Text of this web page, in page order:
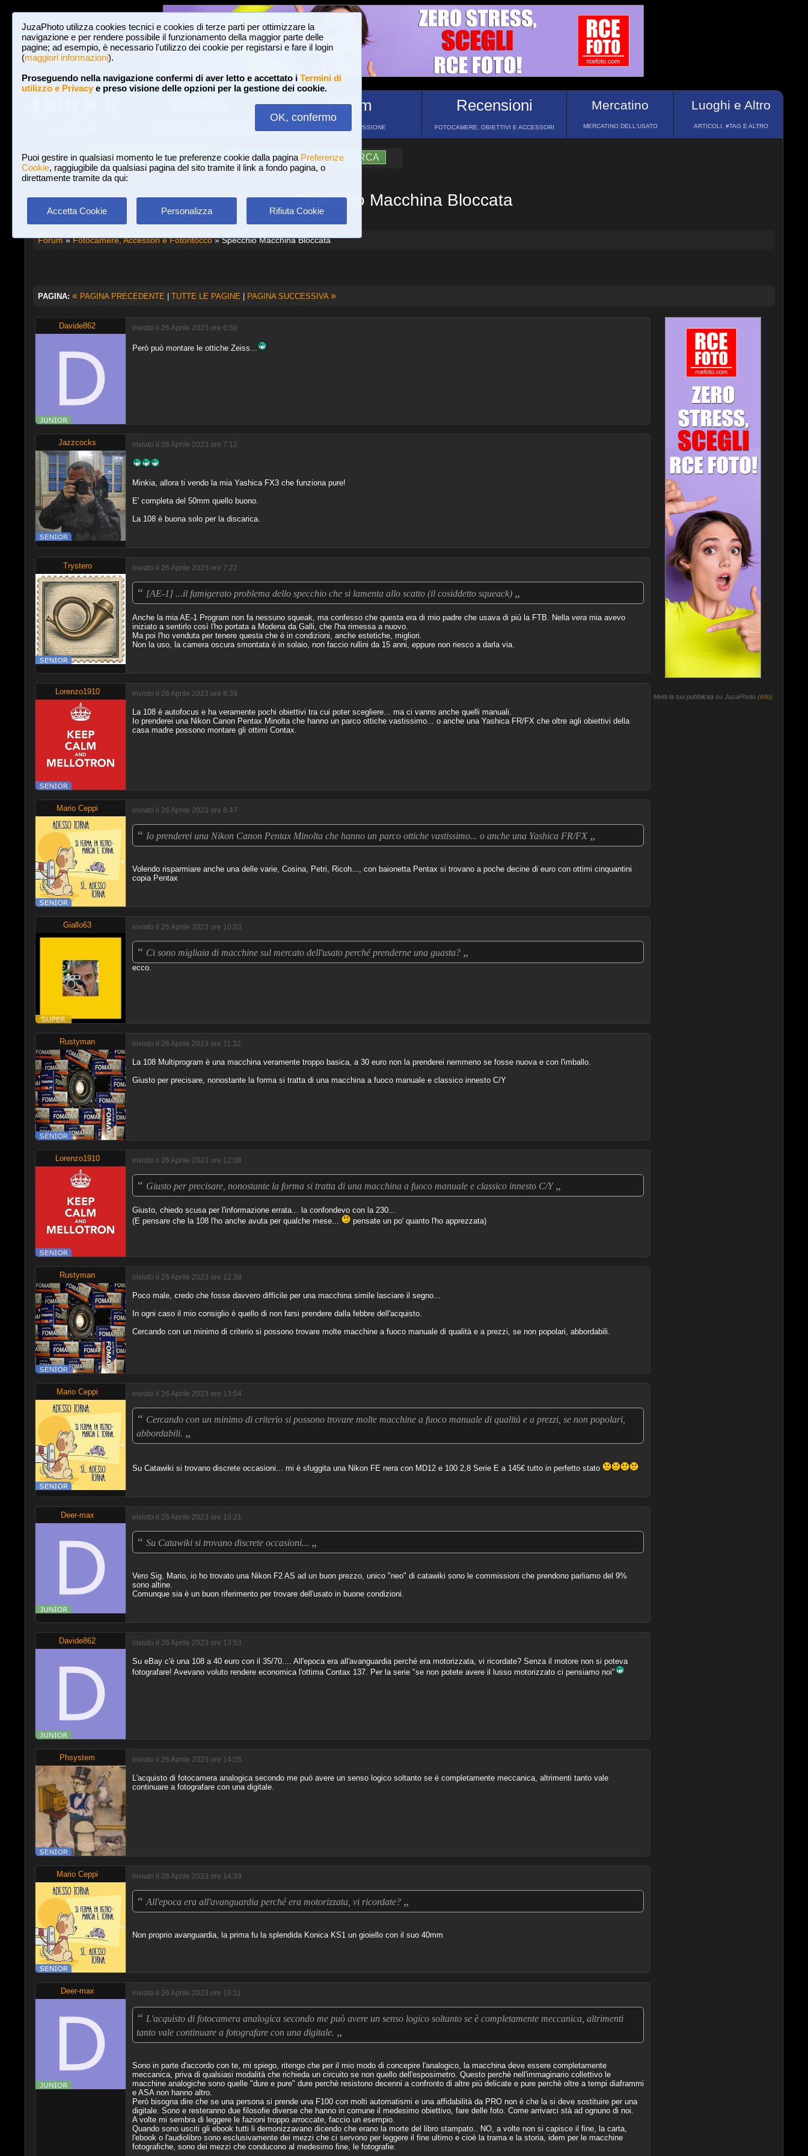
JuzaPhoto utilizza cookies tecnici e cookies di terze parti per ottimizzare la
navigazione e per rendere possibile il funzionamento della maggior parte delle
pagine; ad esempio, è necessario l'utilizzo dei cookie per registarsi e fare il login
(maggiori informazioni).
Proseguendo nella navigazione confermi di aver letto e accettato i Termini di
utilizzo e Privacye preso visione delle opzioni per la gestione dei cookie.
OK, confermo
Puoi gestire in qualsiasi momento le tue preferenze cookie dalla pagina Preferenze
Cookie, raggiugibile da qualsiasi pagina del sito tramite il link a fondo pagina, o
direttamente tramite da qui:
Accetta Cookie Personalizza Rifiuta Cookie
Forum
FORUM DI DISCUSSIONE
Recensioni
FOTOCAMERE, OBIETTIVI E ACCESSORI
Mercatino
MERCATINO DELL'USATO
Luoghi e Altro
ARTICOLI, #TAG E ALTRO
Login Iscriviti a JuzaPhoto! A A ?AIUTO RICERCA
Specchio Macchina Bloccata
Forum»Fotocamere, Accessori e Fotoritocco» Specchio Macchina Bloccata
PAGINA: « PAGINA PRECEDENTE | TUTTE LE PAGINE | PAGINA SUCCESSIVA »
Davide862 inviato il 26 Aprile 2023 ore 6:50
Però può montare le ottiche Zeiss...
Jazzcocks inviato il 26 Aprile 2023 ore 7:12
Minkia, allora ti vendo la mia Yashica FX3 che funziona pure!
E' completa del 50mm quello buono.
La 108 è buona solo per la discarica.
Trystero inviato il 26 Aprile 2023 ore 7:22
“ [AE-1] ...il famigerato problema dello specchio che si lamenta allo scatto (il cosiddetto squeack) „
Anche la mia AE-1 Program non fa nessuno squeak, ma confesso che questa era di mio padre che usava di più la FTB. Nella veramia avevo
iniziato a sentirlo così l'ho portata a Modena da Galli, che l'ha rimessa a nuovo.
Ma poi l'ho venduta per tenere questa che è in condizioni, anche estetiche, migliori.
Non la uso, la camera oscura smontata è in solaio, non faccio rullini da 15 anni, eppure non riesco a darla via.
Lorenzo1910 inviato il 26 Aprile 2023 ore 8:39
La 108 è autofocus e ha veramente pochi obiettivi tra cui poter scegliere... ma ci vanno anche quelli manuali.
Io prenderei una Nikon Canon Pentax Minolta che hanno un parco ottiche vastissimo... o anche una Yashica FR/FX che oltre agli obiettivi della
casa madre possono montare gli ottimi Contax.
Mario Ceppi inviato il 26 Aprile 2023 ore 8:47
“ Io prenderei una Nikon Canon Pentax Minolta che hanno un parco ottiche vastissimo... o anche una Yashica FR/FX „
Volendo risparmiare anche una delle varie, Cosina, Petri, Ricoh..., con baionetta Pentax si trovano a poche decine di euro con ottimi cinquantini
copia Pentax
Giallo63 inviato il 26 Aprile 2023 ore 10:03
“ Ci sono migliaia di macchine sul mercato dell'usato perché prenderne una guasta? „
ecco.
Rustyman inviato il 26 Aprile 2023 ore 11:32
La 108 Multiprogram è una macchina veramente troppo basica, a 30 euro non la prenderei nemmeno se fosse nuova e con l'imballo.
Giusto per precisare, nonostante la forma si tratta di una macchina a fuoco manuale e classico innesto C/Y
Lorenzo1910 inviato il 26 Aprile 2023 ore 12:08
“ Giusto per precisare, nonostante la forma si tratta di una macchina a fuoco manuale e classico innesto C/Y „
Giusto, chiedo scusa per l'informazione errata... la confondevo con la 230...
(E pensare che la 108 l'ho anche avuta per qualche mese...
pensate un po' quanto l'ho apprezzata)
Rustyman inviato il 26 Aprile 2023 ore 12:38
Poco male, credo che fosse davvero difficile per una macchina simile lasciare il segno...
In ogni caso il mio consiglio è quello di non farsi prendere dalla febbre dell'acquisto.
Cercando con un minimo di criterio si possono trovare molte macchine a fuoco manuale di qualità e a prezzi, se non popolari, abbordabili.
Mario Ceppi inviato il 26 Aprile 2023 ore 13:04
“ Cercando con un minimo di criterio si possono trovare molte macchine a fuoco manuale di qualità e a prezzi, se non popolari,
abbordabili. „
Su Catawiki si trovano discrete occasioni... mi è sfuggita una Nikon FE nera con MD12 e 100 2,8 Serie E a 145€ tutto in perfetto stato
Deer-max inviato il 26 Aprile 2023 ore 13:21
“ Su Catawiki si trovano discrete occasioni... „
Vero Sig. Mario, io ho trovato una Nikon F2 AS ad un buon prezzo, unico "neo" di catawiki sono le commissioni che prendono parliamo del 9%
sono altine.
Comunque sia è un buon riferimento per trovare dell'usato in buone condizioni.
Davide862 inviato il 26 Aprile 2023 ore 13:53
Su eBay c'è una 108 a 40 euro con il 35/70.... All'epoca era all'avanguardia perché era motorizzata, vi ricordate? Senza il motore non si poteva
fotografare! Avevano voluto rendere economica l'ottima Contax 137. Per la serie "se non potete avere il lusso motorizzato ci pensiamo noi"
Phsystem inviato il 26 Aprile 2023 ore 14:05
L'acquisto di fotocamera analogica secondo me può avere un senso logico soltanto se è completamente meccanica, altrimenti tanto vale
continuare a fotografare con una digitale.
Mario Ceppi inviato il 26 Aprile 2023 ore 14:39
“ All'epoca era all'avanguardia perché era motorizzata, vi ricordate? „
Non proprio avanguardia, la prima fu la splendida Konica KS1 un gioiello con il suo 40mm
Deer-max inviato il 26 Aprile 2023 ore 16:11
“ L'acquisto di fotocamera analogica secondo me può avere un senso logico soltanto se è completamente meccanica, altrimenti
tanto vale continuare a fotografare con una digitale. „
Sono in parte d'accordo con te, mi spiego, ritengo che per il mio modo di concepire l'analogico, la macchina deve essere completamente
meccanica, priva di qualsiasi modalità che richieda un circuito se non quello dell'esposimetro. Questo perchè nell'immaginario collettivo le
macchine analogiche sono quelle "dure e pure" dure perchè resistono decenni a confronto di altre più delicate e pure perchè oltre a tempi diaframmi
e ASA non hanno altro.
Però bisogna dire che se una persona si prende una F100 con molti automatismi e una affidabilità da PRO non è che la si deve sostituire per una
digitale. Sono e resteranno due filosofie diverse che hanno in comune il medesimo obiettivo, fare delle foto. Come arrivarci stà ad ognuno di noi.
A volte mi sembra di leggere le fazioni troppo arroccate, faccio un esempio.
Quando sono usciti gli ebook tutti li demonizzavano dicendo che erano la morte del libro stampato.. NO, a volte non si capisce il fine, la carta,
l'ebook o l'audiolibro sono esclusivamente dei mezzi che ci servono per leggere il fine ultimo e cioè la trama e la storia, idem per le macchine
fotografiche, sono dei mezzi che conducono al medesimo fine, le fotografie.
Metti la tua pubblicità su JuzaPhoto (info)